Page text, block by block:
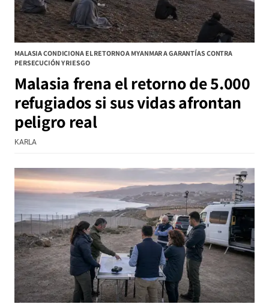
MALASIA CONDICIONA EL RETORNO A MYANMAR A GARANTÍAS CONTRA
PERSECUCIÓN Y RIESGO
Malasia frena el retorno de 5.000
refugiados si sus vidas afrontan
peligro real
KARLA